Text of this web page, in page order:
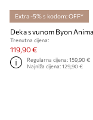
Extra -5% s kodom: OFF*
Trenutna cijena:
119,90 €
Regularna cijena:159,90 €
Najniža cijena:129,90 €